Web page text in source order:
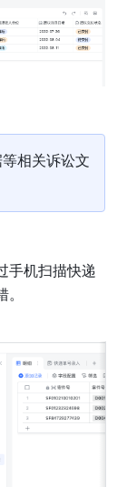
相关诉讼文
手机扫描快递